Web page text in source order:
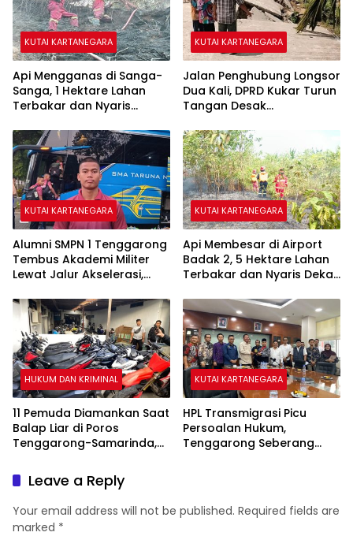
KUTAI KARTANEGARA
Api Mengganas di Sanga-
Sanga, 1 Hektare Lahan
Terbakar dan Nyaris
KUTAI KARTANEGARA
Jalan Penghubung Longsor
Dua Kali, DPRD Kukar Turun
Tangan Desak
KUTAI KARTANEGARA
Alumni SMPN 1 Tenggarong
Tembus Akademi Militer
Lewat Jalur Akselerasi,
KUTAI KARTANEGARA
Api Membesar di Airport
Badak 2, 5 Hektare Lahan
Terbakar dan Nyaris Dekati
HUKUM DAN KRIMINAL
11 Pemuda Diamankan Saat
Balap Liar di Poros
Tenggarong-Samarinda,
Bulan
KUTAI KARTANEGARA
HPL Transmigrasi Picu
Persoalan Hukum,
Tenggarong Seberang
Leave a Reply
Your email address will not be published. Required fields are
marked *